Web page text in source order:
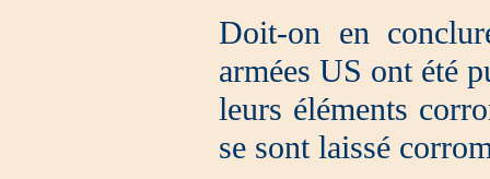
Doit-on en
armées US ont été
leurs éléments
se sont laissé